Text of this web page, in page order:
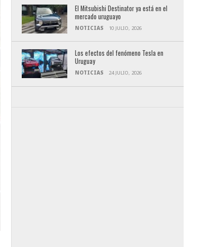
El Mitsubishi Destinator ya está en el
mercado uruguayo
NOTICIAS 10 JULIO, 2026
Los efectos del fenómeno Tesla en
Uruguay
NOTICIAS 24 JULIO, 2026